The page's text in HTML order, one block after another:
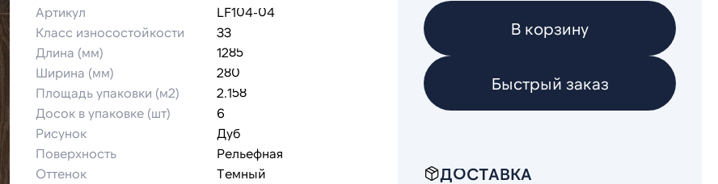
Артикул
LF104-04
Класс износостойкости
33
Длина (мм)
1285
Ширина (мм)
280
Площадь упаковки (м2)
2.158
Досок в упаковке (шт)
6
Рисунок
Дуб
Поверхность
Рельефная
Оттенок
Темный
В корзину
Быстрый заказ
ДОСТАВКА